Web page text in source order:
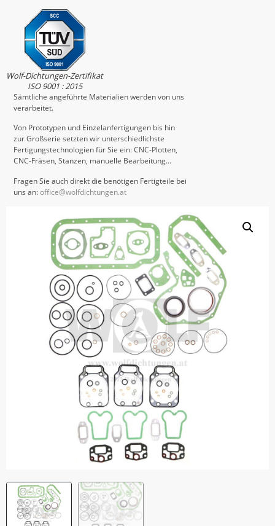
Wolf-Dichtungen-Zertifikat
ISO 9001 : 2015
Sämtliche angeführte Materialien werden von uns
verarbeitet.
Von Prototypen und Einzelanfertigungen bis hin
zur Großserie setzten wir unterschiedlichste
Fertigungstechnologien für Sie ein: CNC-Plotten,
CNC-Fräsen, Stanzen, manuelle Bearbeitung…
Fragen Sie auch direkt die benötigen Fertigteile bei
uns an:office@wolfdichtungen.at